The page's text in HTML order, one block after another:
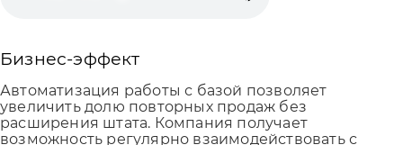
Бизнес-эффект
Автоматизация работы с базой позволяет
увеличить долю повторных продаж без
расширения штата. Компания получает
возможность регулярно взаимодействовать с